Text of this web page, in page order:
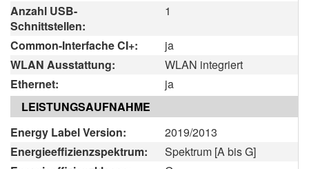
Anzahl USB-
Schnittstellen:
1
Common-Interfache CI+:
ja
WLAN Ausstattung:
WLAN integriert
Ethernet:
ja
LEISTUNGSAUFNAHME
Energy Label Version:
2019/2013
Energieeffizienzspektrum:
Spektrum [A bis G]